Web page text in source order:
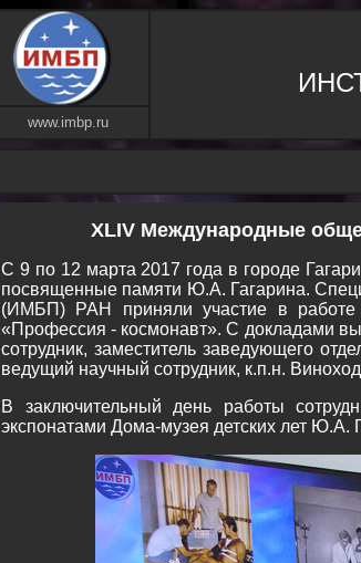
www.imbp.ru
XLIV Международные
C 9 по 12 марта 2017 года в городе
посвященные памяти Ю.А. Гагарина.
(ИМБП) РАН приняли участие в работе
«Профессия - космонавт». С докладами
сотрудник, заместитель заведующего
ведущий научный сотрудник, к.п.н.
В заключительный день работы
экспонатами Дома-музея детских лет Ю.А.